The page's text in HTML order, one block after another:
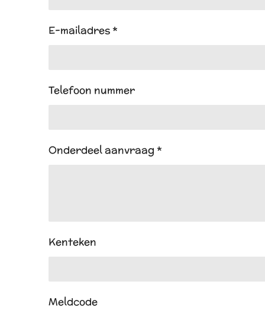
E-mailadres *
Telefoon nummer
Onderdeel aanvraag *
Kenteken
Meldcode